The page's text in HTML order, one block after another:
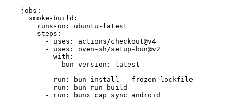
jobs :
smoke-build :
runs-on : ubuntu-latest
steps :
- uses : actions/checkout@v4
- uses : oven-sh/setup-bun@v2
with :
bun-version :
latest
-
run :
bun install --frozen-lockfile
-
run :
bun run build
-
run :
bunx cap sync android